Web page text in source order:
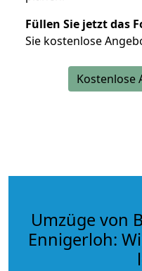
Füllen Sie jetzt das
Sie kostenlose
Kostenlose
Umzüge von
Ennigerloh: